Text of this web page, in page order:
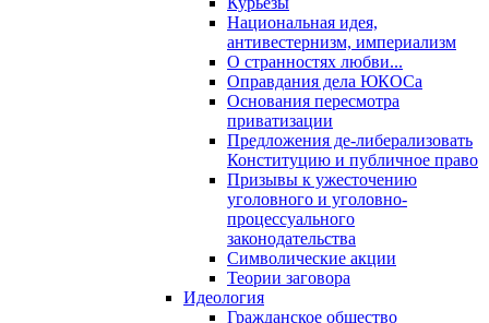
Национальная идея,
антивестернизм, империализм
О странностях любви...
Оправдания дела ЮКОСа
Основания пересмотра
приватизации
Предложения де-либерализовать
Конституцию и публичное право
Призывы к ужесточению
уголовного и уголовно-
процессуального
законодательства
Символические акции
Теории заговора
Идеология
Гражданское общество